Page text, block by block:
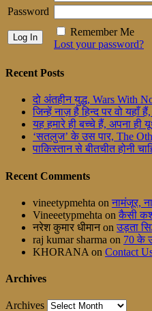
Password
Remember Me
Lost your password?
Recent Posts
दो अंतहीन युद्ध, Wars With
जिन्हें नाज़ है हिन्द पर वो यहाँ
यह हमारे ही बच्चे हैं, अपना
‘सतलुज’ के उस पार, The
पाकिस्तान से बीतचीत होनी
Recent Comments
vineetypmehta on नामंजूर,
Vineeetypmehta on कैसी
नरेश कुमार धीमानon उड़ता
raj kumar sharma on 70 के
KHORANA on Contact
Archives
Archives